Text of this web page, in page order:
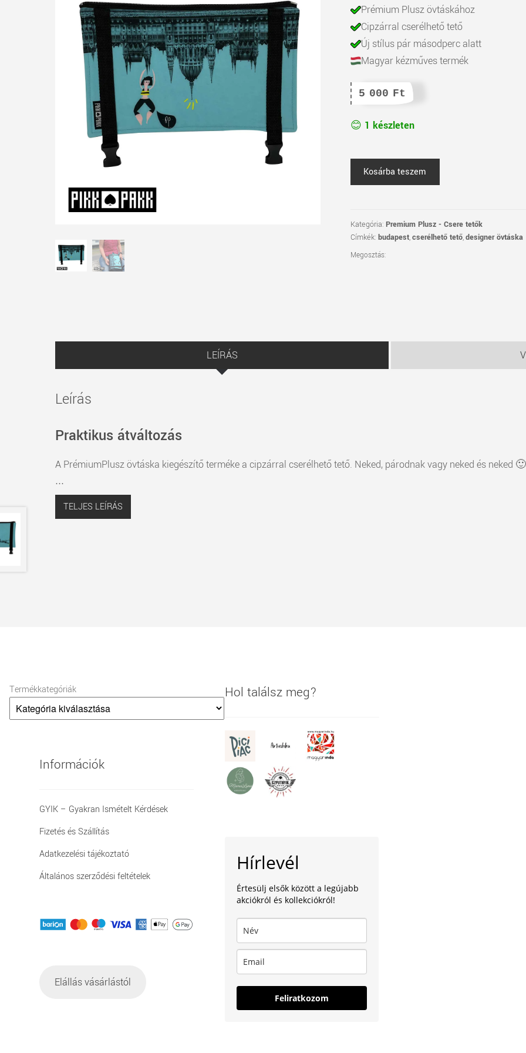
Prémium Plusz övtáskához
Cipzárral cserélhető tető
Új stílus pár másodperc alatt
Magyar kézműves termék
5 000 Ft
1 készleten
Cserélhető
kék
mennyiség
Kosárba teszem
Kategória: Premium Plusz - Csere tetők
Címkék: budapest,cserélhető tető,designer övtáska
Megosztás:
LEÍRÁS
Leírás
Praktikus átváltozás
A PrémiumPlusz övtáska kiegészítő terméke a cipzárral cserélhető tető. Neked, párodnak vagy neked és neked 🙂
...
TELJES LEÍRÁS
Termékkategóriák
Információk
GYIK – Gyakran Ismételt Kérdések
Fizetés és Szállítás
Adatkezelési tájékoztató
Általános szerződési feltételek
Elállás vásárlástól
Hol találsz meg?
Hírlevél
Értesülj elsők között a legújabb
akciókról és kollekciókról!
Feliratkozom